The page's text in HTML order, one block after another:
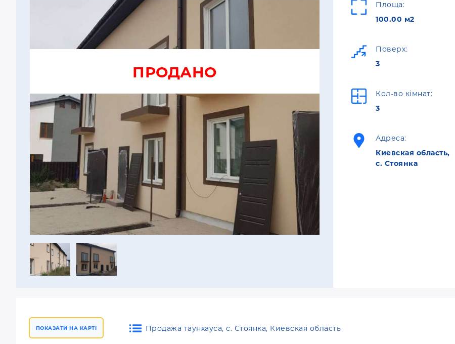
ПРОДАНО
Площа:
100.00 м2
Поверх:
3
Кол-во кімнат:
3
Адреса:
Киевская область,
с. Стоянка
Продажа таунхауса, с. Стоянка, Киевская область
ПОКАЗАТИ НА КАРТІ